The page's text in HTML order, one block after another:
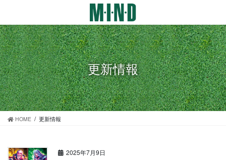
テ
ン
ツ
に
移
動
ゲ
ー
シ
ョ
ン
に
移
動
更新情報
HOME 更新情報
2025年7月9日